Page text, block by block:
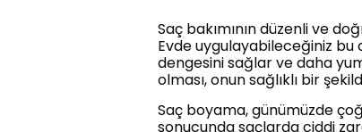
Saç bakımının düzenli ve
Evde uygulayabileceğiniz bu
dengesini sağlar ve daha
olması, onun sağlıklı bir
Saç boyama, günümüzde
sonucunda saçlarda ciddi